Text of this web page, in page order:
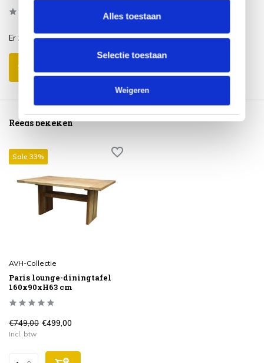
Alles toestaan
Selectie toestaan
Weigeren
Based on 0 reviews
Er zijn nog geen reviews geschreven over dit product..
Schrijf je eigen review
Reeds bekeken
Sale 33%
AVH-Collectie
Paris lounge-diningtafel
160x90xH63 cm
€749,00 €499,00
Incl. btw